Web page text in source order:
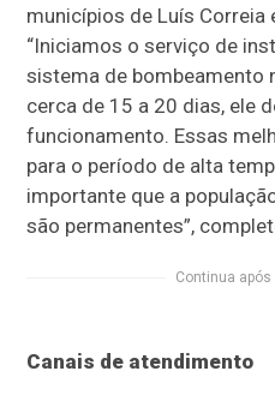
municípios de Luís Correia
“Iniciamos o serviço de
sistema de bombeamento
cerca de 15 a 20 dias, ele
funcionamento. Essas
para o período de alta
importante que a
são permanentes”,
Continua
Canais de atendimento